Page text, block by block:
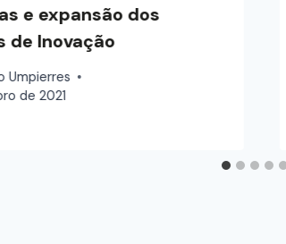
e expansão dos
de Inovação
Umpierres
de 2021